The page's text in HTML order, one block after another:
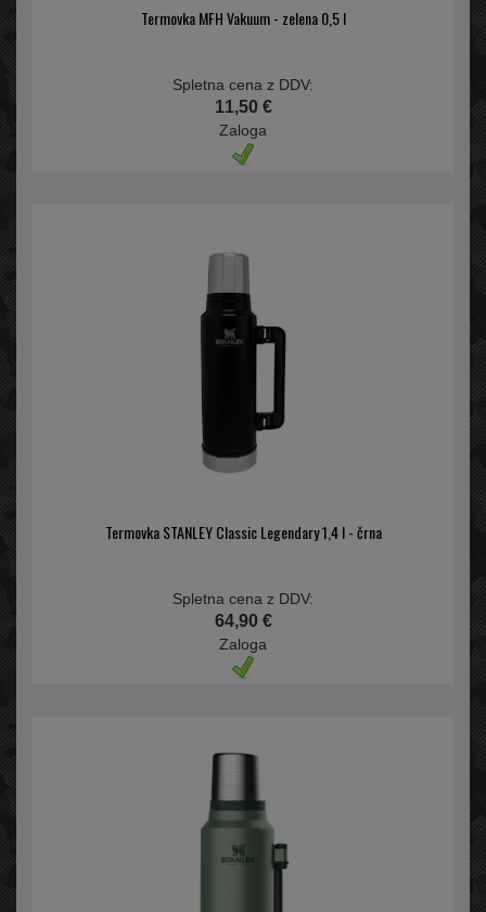
Termovka MFH Vakuum - zelena 0,5 l
Spletna cena z DDV:
11,50 €
Zaloga
Termovka STANLEY Classic Legendary 1,4 l - črna
Spletna cena z DDV:
64,90 €
Zaloga